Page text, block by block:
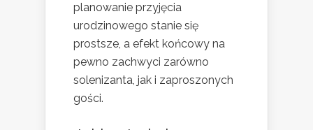
planowanie przyjęcia
urodzinowego stanie się
prostsze, a efekt końcowy na
pewno zachwyci zarówno
solenizanta, jak i zaproszonych
gości.